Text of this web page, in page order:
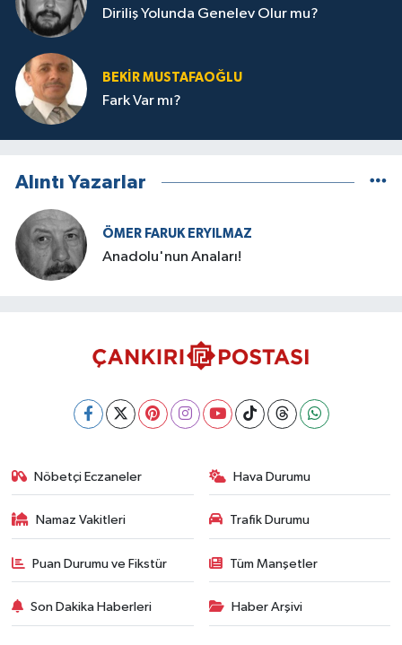
Diriliş Yolunda Genelev Olur mu?
BEKIR MUSTAFAOĞLU
Fark Var mı?
Alıntı Yazarlar
ÖMER FARUK ERYILMAZ
Anadolu'nun Anaları!
Nöbetçi Eczaneler Hava Durumu
Namaz Vakitleri Trafik Durumu
Puan Durumu ve Fikstür Tüm Manşetler
Son Dakika Haberleri Haber Arşivi